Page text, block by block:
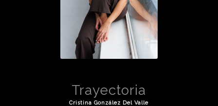
Trayectoria
Cristina González Del Valle